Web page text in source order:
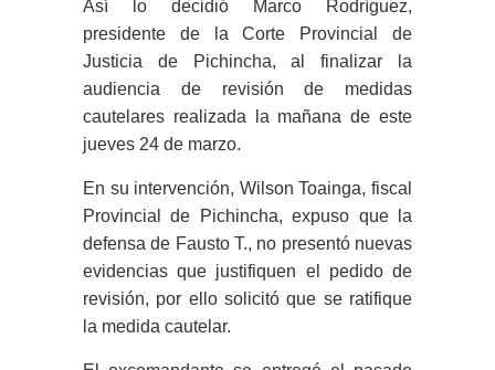
Así lo decidió Marco Rodríguez,
presidente de la Corte Provincial de
Justicia de Pichincha, al finalizar la
audiencia de revisión de medidas
cautelares realizada la mañana de este
jueves 24 de marzo.
En su intervención, Wilson Toainga, fiscal
Provincial de Pichincha, expuso que la
defensa de Fausto T., no presentó nuevas
evidencias que justifiquen el pedido de
revisión, por ello solicitó que se ratifique
la medida cautelar.